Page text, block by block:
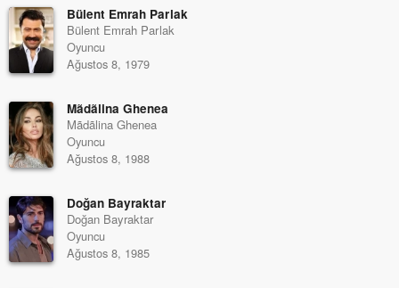
Bülent Emrah Parlak
Bülent Emrah Parlak
Oyuncu
Ağustos 8, 1979
Mãdãlina Ghenea
Mãdãlina Ghenea
Oyuncu
Ağustos 8, 1988
Doğan Bayraktar
Doğan Bayraktar
Oyuncu
Ağustos 8, 1985